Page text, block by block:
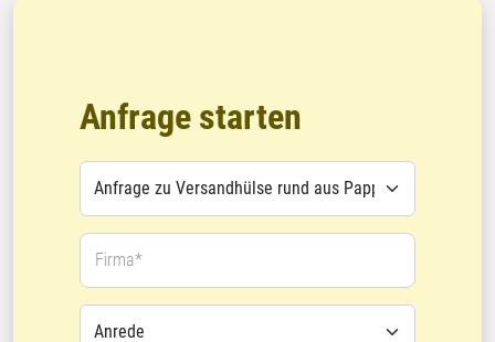
Anfrage starten
Firma*